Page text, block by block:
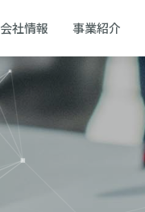
会社情報 事業紹介